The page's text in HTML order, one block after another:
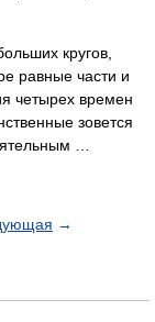
кругов,
равные части и
четырех времен
зовется
…
→